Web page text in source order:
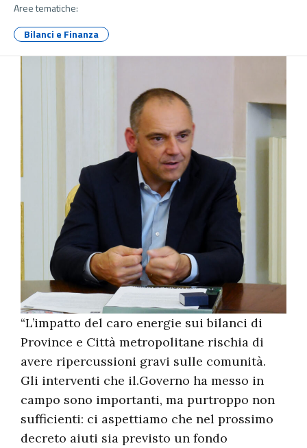
Aree tematiche:
Bilanci e Finanza
“L’impatto del caro energie sui bilanci di
Province e Città metropolitane rischia di
avere ripercussioni gravi sulle comunità.
Gli interventi che il.Governo ha messo in
campo sono importanti, ma purtroppo non
sufficienti: ci aspettiamo che nel prossimo
decreto aiuti sia previsto un fondo